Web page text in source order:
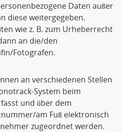
Daten außer
diese weitergegeben.
wie z. B. zum Urheberrecht
an die/den
Fotografen.
an verschiedenen Stellen
System beim
und über dem
am Fuß elektronisch
zugeordnet werden.